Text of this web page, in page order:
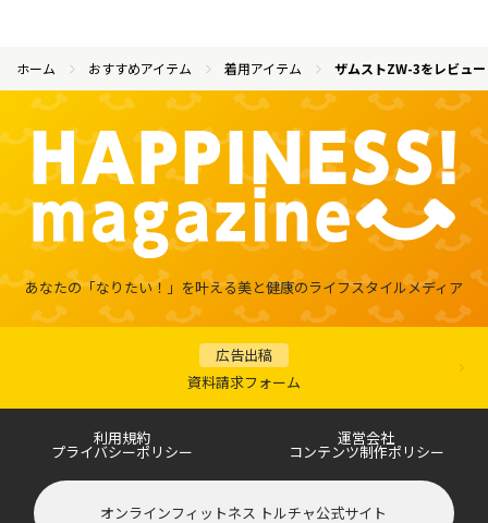
ホーム おすすめアイテム 着用アイテム ザムストZW-3をレビュ
あなたの「なりたい！」を叶える美と健康のライフスタイルメディア
広告出稿
資料請求フォーム
利用規約 運営会社
プライバシーポリシー コンテンツ制作ポリシー
オンラインフィットネス トルチャ公式サイト